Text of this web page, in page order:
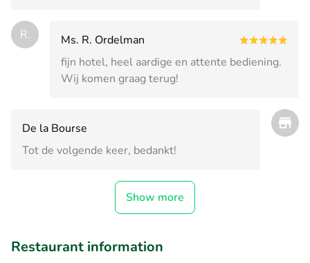
R.
Ms. R. Ordelman
fijn hotel, heel aardige en attente bediening.
Wij komen graag terug!
De la Bourse
Tot de volgende keer, bedankt!
Show more
Restaurant information